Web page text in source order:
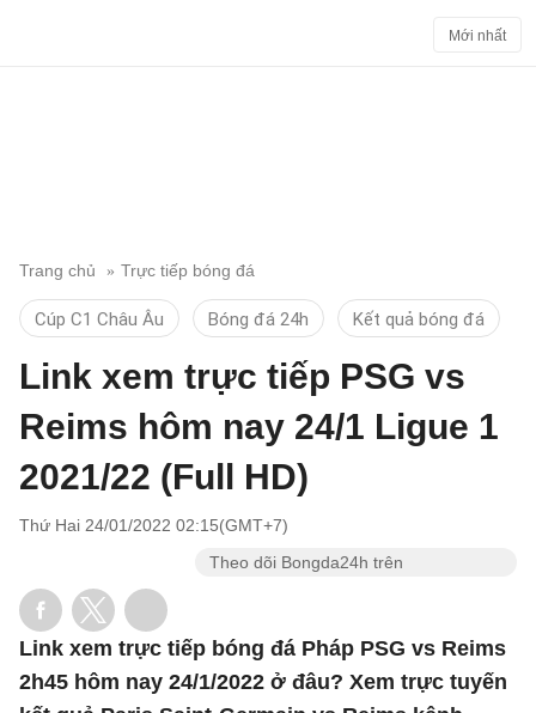
Mới nhất
Trang chủ Trực tiếp bóng đá
Cúp C1 Châu Âu Bóng đá 24h Kết quả bóng đá
Link xem trực tiếp PSG vs
Reims hôm nay 24/1 Ligue 1
2021/22 (Full HD)
Thứ Hai 24/01/2022 02:15(GMT+7)
Theo dõi Bongda24h trên
Link xem trực tiếp bóng đá Pháp PSG vs Reims
2h45 hôm nay 24/1/2022 ở đâu? Xem trực tuyến